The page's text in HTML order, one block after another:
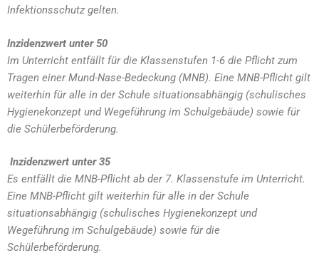
Infektionsschutz gelten.
Inzidenzwert unter 50
Im Unterricht entfällt für die Klassenstufen 1-6 die Pflicht zum
Tragen einer Mund-Nase-Bedeckung (MNB). Eine MNB-Pflicht gilt
weiterhin für alle in der Schule situationsabhängig (schulisches
Hygienekonzept und Wegeführung im Schulgebäude) sowie für
die Schülerbeförderung.
Inzidenzwert unter 35
Es entfällt die MNB-Pflicht ab der 7. Klassenstufe im Unterricht.
Eine MNB-Pflicht gilt weiterhin für alle in der Schule
situationsabhängig (schulisches Hygienekonzept und
Wegeführung im Schulgebäude) sowie für die
Schülerbeförderung.